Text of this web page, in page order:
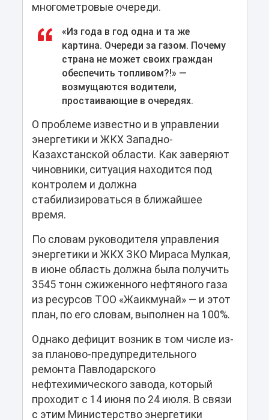
многометровые очереди.
«Из года в год одна и та же
картина. Очереди за газом. Почему
страна не может своих граждан
обеспечить топливом?!» —
возмущаются водители,
простаивающие в очередях.
О проблеме известно и в управлении
энергетики и ЖКХ Западно-
Казахстанской области. Как заверяют
чиновники, ситуация находится под
контролем и должна
стабилизироваться в ближайшее
время.
По словам руководителя управления
энергетики и ЖКХ ЗКО Мираса Мулкая,
в июне область должна была получить
3545 тонн сжиженного нефтяного газа
из ресурсов ТОО «Жаикмунай» — и этот
план, по его словам, выполнен на 100%.
Однако дефицит возник в том числе из-
за планово-предупредительного
ремонта Павлодарского
нефтехимического завода, который
проходит с 14 июня по 24 июля. В связи
с этим Министерство энергетики